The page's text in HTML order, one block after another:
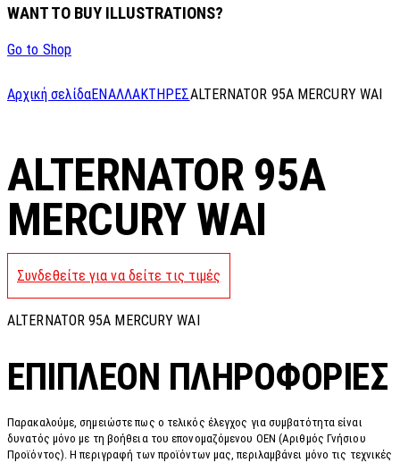
WANT TO BUY ILLUSTRATIONS?
Go to Shop
Αρχική σελίδαΕΝΑΛΛΑΚΤΗΡΕΣALTERNATOR 95A MERCURY WAI
ALTERNATOR 95A
MERCURY WAI
Συνδεθείτε για να δείτε τις τιμές
ALTERNATOR 95A MERCURY WAI
ΕΠΙΠΛΈΟΝ ΠΛΗΡΟΦΟΡΊΕΣ
Παρακαλούμε, σημειώστε πως ο τελικός έλεγχος για συμβατότητα είναι
δυνατός μόνο με τη βοήθεια του επονομαζόμενου OEN (Αριθμός Γνήσιου
Προϊόντος). Η περιγραφή των προϊόντων μας, περιλαμβάνει μόνο τις τεχνικές